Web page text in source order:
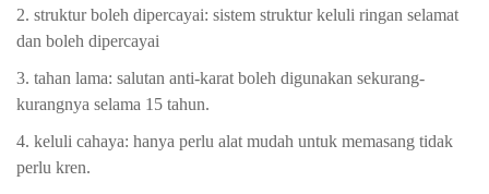
2. struktur boleh dipercayai: sistem struktur keluli ringan selamat
dan boleh dipercayai
3. tahan lama: salutan anti-karat boleh digunakan sekurang-
kurangnya selama 15 tahun.
4. keluli cahaya: hanya perlu alat mudah untuk memasang tidak
perlu kren.